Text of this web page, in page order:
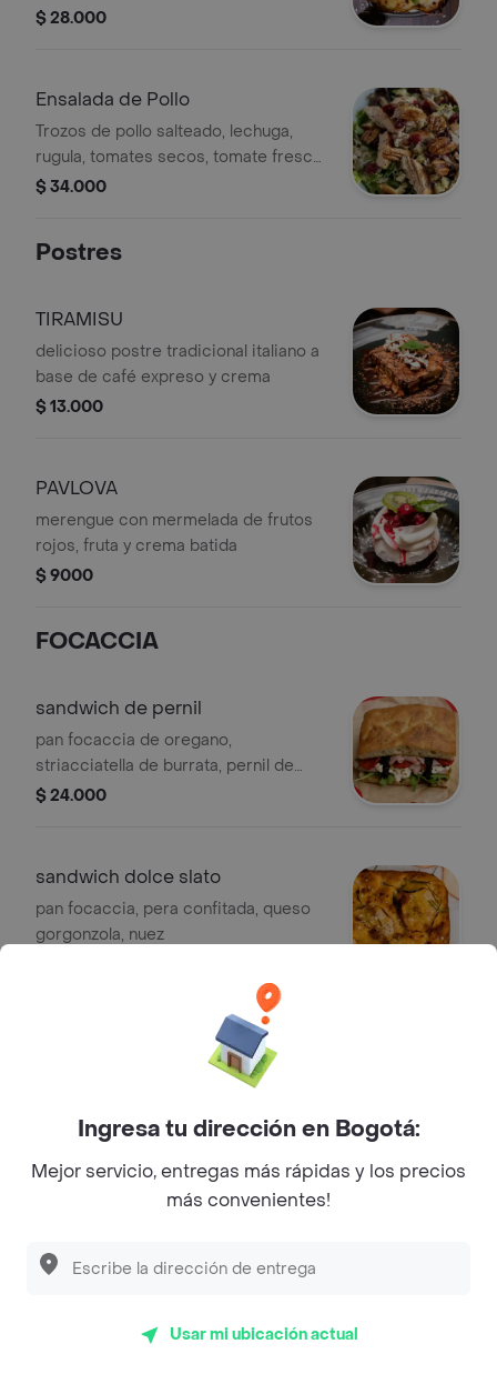
pomodoro y gratinado al horno,
$ 28.000
Ensalada de Pollo
Trozos de pollo salteado, lechuga,
rugula, tomates secos, tomate fresco,
aceitunas, cubos de mozzarella y
$ 34.000
Postres
TIRAMISU
delicioso postre tradicional italiano a
base de café expreso y crema
$ 13.000
PAVLOVA
merengue con mermelada de frutos
rojos, fruta y crema batida
$ 9000
FOCACCIA
sandwich de pernil
pan focaccia de oregano,
striacciatella de burrata, pernil de
cerdo, tomate confitado y rugula
$ 24.000
sandwich dolce slato
pan focaccia, pera confitada, queso
gorgonzola, nuez
sandwich pollo al pesto
pan focaccia, pechuga de pollo, salsa
$ 24.000
Jardín, Popayán
Ingresa tu dirección en Bogotá:
Mejor servicio, entregas más rápidas y los precios
más convenientes!
Usar mi ubicación actual